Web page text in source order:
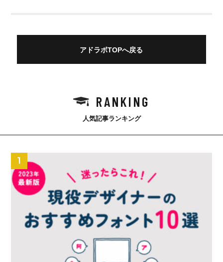
アドラボTOPへ戻る
RANKING
人気記事ランキング
1